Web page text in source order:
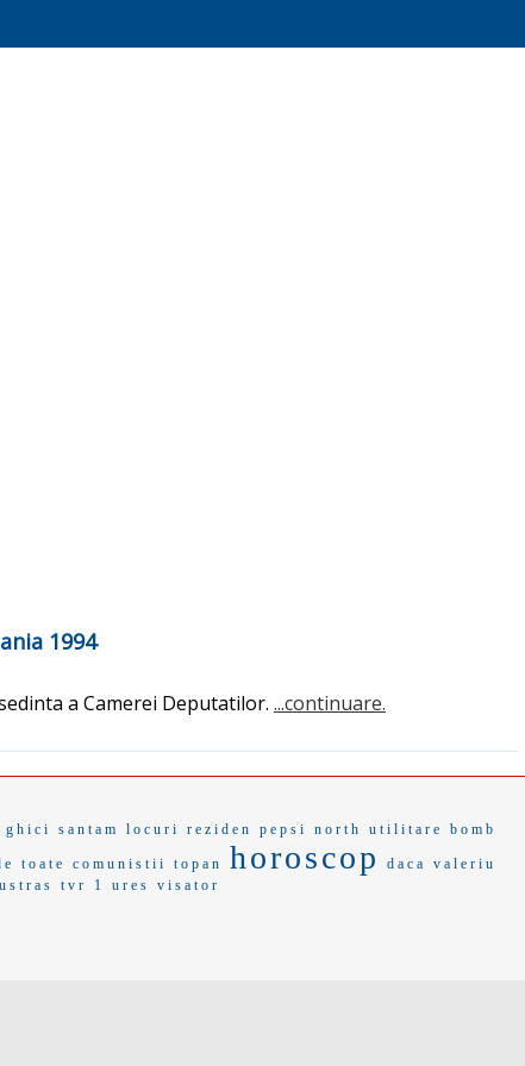
1994
a Camerei Deputatilor. ...continuare.
ghici santam locuri reziden pepsi north utilitare bomb
toate comunistii topan horoscop daca
valeriu
tvr 1 ures visator